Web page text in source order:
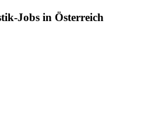
Jobs in Österreich